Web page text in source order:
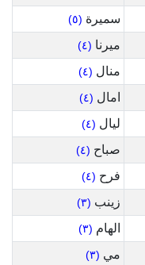
سميرة (٥)
ميرنا (٤)
منال (٤)
امال (٤)
ليال (٤)
صباح (٤)
فرح (٤)
زينب (٣)
الهام (٣)
مي (٣)